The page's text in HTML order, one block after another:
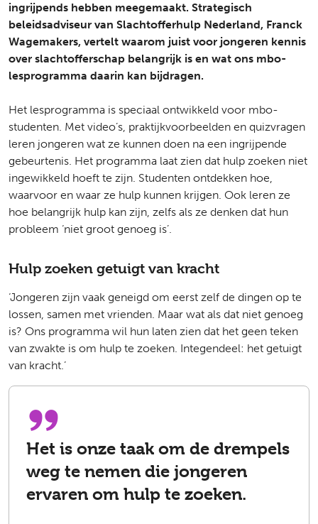
ingrijpends hebben meegemaakt. Strategisch
beleidsadviseur van Slachtofferhulp Nederland, Franck
Wagemakers, vertelt waarom juist voor jongeren kennis
over slachtofferschap belangrijk is en wat ons mbo-
lesprogramma daarin kan bijdragen.
Het lesprogramma is speciaal ontwikkeld voor mbo-
studenten. Met video’s, praktijkvoorbeelden en quizvragen
leren jongeren wat ze kunnen doen na een ingrijpende
gebeurtenis. Het programma laat zien dat hulp zoeken niet
ingewikkeld hoeft te zijn. Studenten ontdekken hoe,
waarvoor en waar ze hulp kunnen krijgen. Ook leren ze
hoe belangrijk hulp kan zijn, zelfs als ze denken dat hun
probleem ‘niet groot genoeg is’.
Hulp zoeken getuigt van kracht
‘Jongeren zijn vaak geneigd om eerst zelf de dingen op te
lossen, samen met vrienden. Maar wat als dat niet genoeg
is? Ons programma wil hun laten zien dat het geen teken
van zwakte is om hulp te zoeken. Integendeel: het getuigt
van kracht.’
Het is onze taak om de drempels
weg te nemen die jongeren
ervaren om hulp te zoeken.